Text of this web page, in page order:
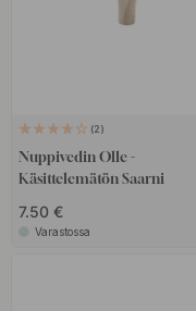
2
Nuppivedin Olle -
Käsittelemätön Saarni
7.50 €
Varastossa